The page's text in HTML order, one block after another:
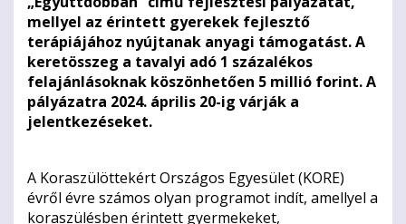
mellyel az érintett gyerekek fejlesztő
terápiájához nyújtanak anyagi támogatást. A
keretösszeg a tavalyi adó 1 százalékos
felajánlásoknak köszönhetően 5 millió forint. A
pályázatra 2024. április 20-ig várják a
jelentkezéseket.
A Koraszülöttekért Országos Egyesület (KORE)
évről évre számos olyan programot indít, amellyel a
koraszülésben érintett gyermekeket,